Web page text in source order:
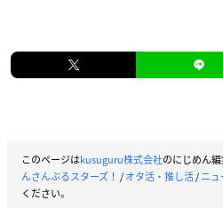
このページはkusuguru株式会社のにじめん
んさんぶるスターズ！ /オタ活・推し活/ニュ
ください。